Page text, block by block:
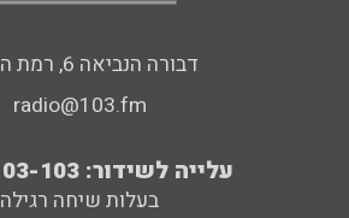
דבורה הנביאה 6, רמת השרון
radio@103.fm
עלייה לשידור: 0552-103-103
בעלות שיחה רגילה